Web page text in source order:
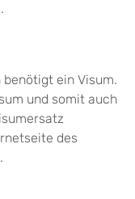
ein Visum.
und somit auch
des